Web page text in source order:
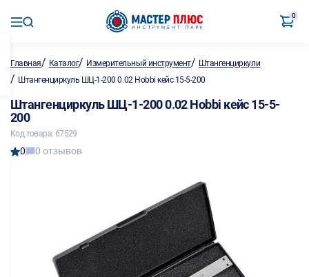
0
Главная/ Каталог/ Измерительный инструмент/ Штангенциркули
/ Штангенциркуль ШЦ-1-200 0.02 Hobbi кейс 15-5-200
Штангенциркуль ШЦ-1-200 0.02 Hobbi кейс 15-5-
200
Код товара: 67529
0 0 отзывов